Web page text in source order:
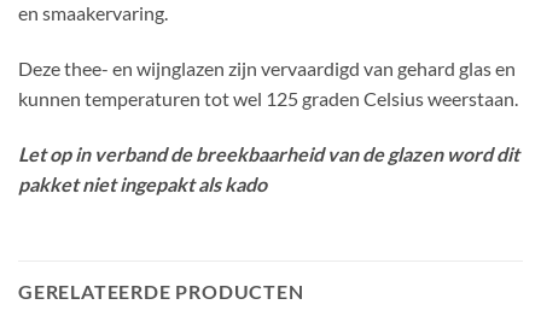
en smaakervaring.
Deze thee- en wijnglazen zijn vervaardigd van gehard glas en
kunnen temperaturen tot wel 125 graden Celsius weerstaan.
Let op in verband de breekbaarheid van de glazen word dit
pakket niet ingepakt als kado
GERELATEERDE PRODUCTEN